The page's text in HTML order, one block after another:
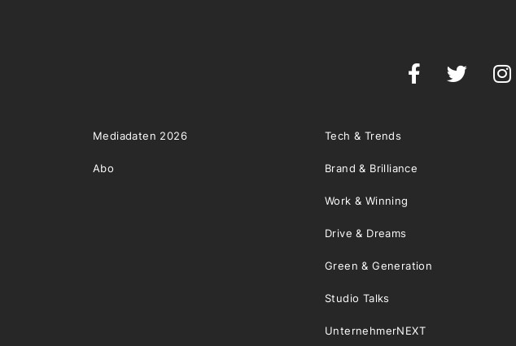
Mediadaten 2026
Abo
Tech & Trends
Brand & Brilliance
Work & Winning
Drive & Dreams
Green & Generation
Studio Talks
UnternehmerNEXT